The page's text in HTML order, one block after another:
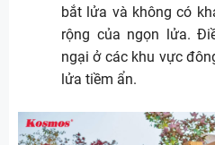
bắt lửa và không có
rộng của ngọn lửa.
ngại ở các khu vực
lửa tiềm ẩn.